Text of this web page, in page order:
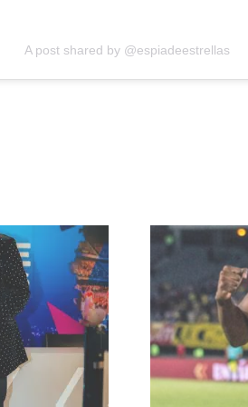
A post shared by @espiadeestrellas